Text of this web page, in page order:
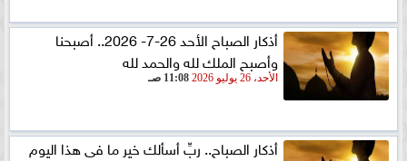
أذكار الصباح الأحد 26-7- 2026.. أصبحنا
وأصبح الملك لله والحمد لله
الأحد، 26 يوليو 2026 11:08 صـ
أذكار الصباح.. ربِّ أسألك خير ما فى هذا اليوم